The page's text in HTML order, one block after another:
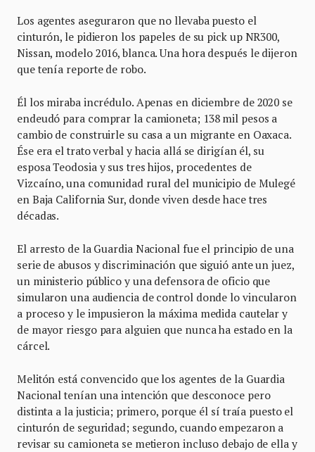
Los agentes aseguraron que no llevaba puesto el
cinturón, le pidieron los papeles de su pick up NR300,
Nissan, modelo 2016, blanca. Una hora después le dijeron
que tenía reporte de robo.
Él los miraba incrédulo. Apenas en diciembre de 2020 se
endeudó para comprar la camioneta; 138 mil pesos a
cambio de construirle su casa a un migrante en Oaxaca.
Ése era el trato verbal y hacia allá se dirigían él, su
esposa Teodosia y sus tres hijos, procedentes de
Vizcaíno, una comunidad rural del municipio de Mulegé
en Baja California Sur, donde viven desde hace tres
décadas.
El arresto de la Guardia Nacional fue el principio de una
serie de abusos y discriminación que siguió ante un juez,
un ministerio público y una defensora de oficio que
simularon una audiencia de control donde lo vincularon
a proceso y le impusieron la máxima medida cautelar y
de mayor riesgo para alguien que nunca ha estado en la
cárcel.
Melitón está convencido que los agentes de la Guardia
Nacional tenían una intención que desconoce pero
distinta a la justicia; primero, porque él sí traía puesto el
cinturón de seguridad; segundo, cuando empezaron a
revisar su camioneta se metieron incluso debajo de ella y